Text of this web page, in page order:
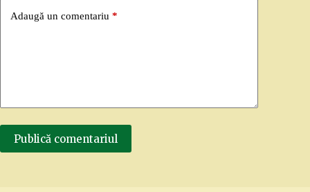
Adaugă un comentariu *
Publică comentariul